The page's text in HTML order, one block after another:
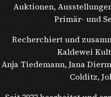
Auktionen,
Primär- und
Recherchiert und
Kaldewei
Anja Tiedemann, Jana
Colditz,